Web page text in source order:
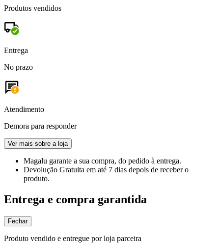
Produtos vendidos
Entrega
No prazo
Atendimento
Demora para responder
Ver mais sobre a loja
Magalu garante a sua compra, do pedido à entrega.
Devolução Gratuita em até 7 dias depois de receber o
produto.
Entrega e compra garantida
Fechar
Produto vendido e entregue por loja parceira